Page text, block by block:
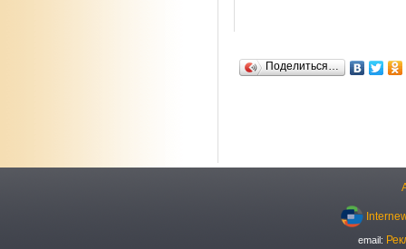
Поделиться…
email: